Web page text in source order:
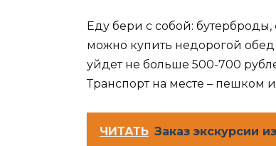
Еду бери с собой:
можно купить недорогой обед
уйдет не больше 500-700
Транспорт на месте – пешком
ЧИТАТЬ Заказ экскурсии